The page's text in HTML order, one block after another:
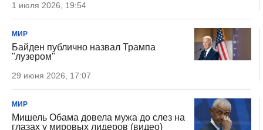
1 июля 2026, 19:54
МИР
Байден публично назвал Трампа
"лузером"
29 июня 2026, 17:07
МИР
Мишель Обама довела мужа до слез на
глазах у мировых лидеров (видео)